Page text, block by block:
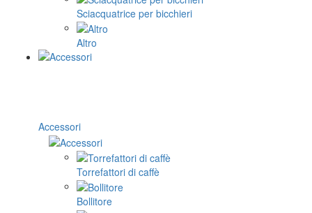
Sciacquatrice per bicchieri
Altro
Accessori
Torrefattori di caffè
Bollitore